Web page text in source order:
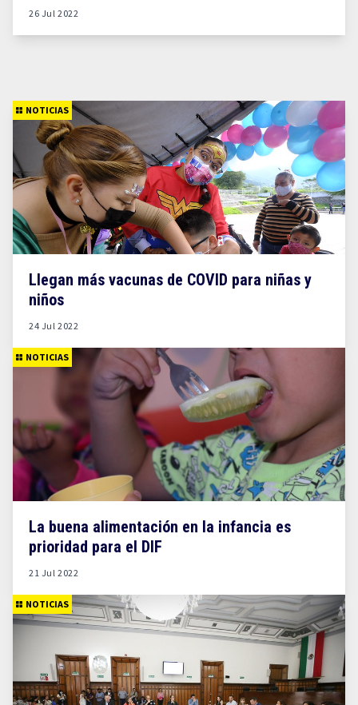
26 Jul 2022
NOTICIAS
Llegan más vacunas de COVID para niñas y
niños
24 Jul 2022
NOTICIAS
La buena alimentación en la infancia es
prioridad para el DIF
21 Jul 2022
NOTICIAS